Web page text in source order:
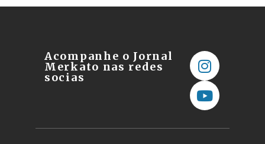
Acompanhe o Jornal
Merkato nas redes
socias